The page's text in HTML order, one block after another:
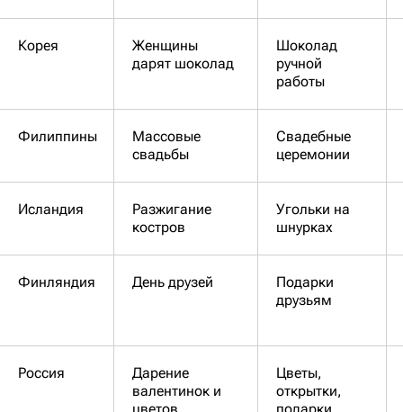
Корея
Женщины
дарят шоколад
Шоколад
ручной
работы
Филиппины
Массовые
свадьбы
Свадебные
церемонии
Исландия
Разжигание
костров
Угольки на
шнурках
Финляндия День друзей
Подарки
друзьям
Россия
Дарение
валентинок и
цветов
Цветы,
открытки,
подарки